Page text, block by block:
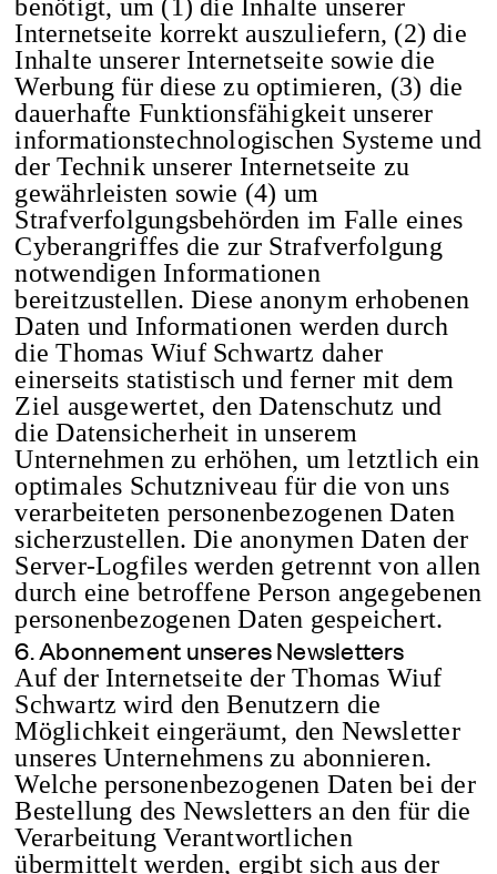
benötigt, um (1) die Inhalte unserer
Internetseite korrekt auszuliefern, (2) die
Inhalte unserer Internetseite sowie die
Werbung für diese zu optimieren, (3) die
dauerhafte Funktionsfähigkeit unserer
informationstechnologischen Systeme und
der Technik unserer Internetseite zu
gewährleisten sowie (4) um
Strafverfolgungsbehörden im Falle eines
Cyberangriffes die zur Strafverfolgung
notwendigen Informationen
bereitzustellen. Diese anonym erhobenen
Daten und Informationen werden durch
die Thomas Wiuf Schwartz daher
einerseits statistisch und ferner mit dem
Ziel ausgewertet, den Datenschutz und
die Datensicherheit in unserem
Unternehmen zu erhöhen, um letztlich ein
optimales Schutzniveau für die von uns
verarbeiteten personenbezogenen Daten
sicherzustellen. Die anonymen Daten der
Server-Logfiles werden getrennt von allen
durch eine betroffene Person angegebenen
personenbezogenen Daten gespeichert.
6. Abonnement unseres Newsletters
Auf der Internetseite der Thomas Wiuf
Schwartz wird den Benutzern die
Möglichkeit eingeräumt, den Newsletter
unseres Unternehmens zu abonnieren.
Welche personenbezogenen Daten bei der
Bestellung des Newsletters an den für die
Verarbeitung Verantwortlichen
übermittelt werden, ergibt sich aus der